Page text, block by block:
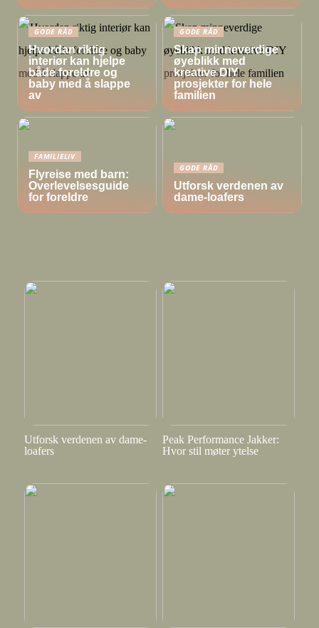
GODE RÅD
Hvordan riktig
interiør kan hjelpe
både foreldre og
baby med å slappe
av
GODE RÅD
Skap minneverdige
øyeblikk med
kreative DIY
prosjekter for hele
familien
FAMILIELIV
Flyreise med barn:
Overlevelsesguide
for foreldre
GODE RÅD
Utforsk verdenen av
dame-loafers
Utforsk verdenen av dame-
loafers
Peak Performance Jakker:
Hvor stil møter ytelse